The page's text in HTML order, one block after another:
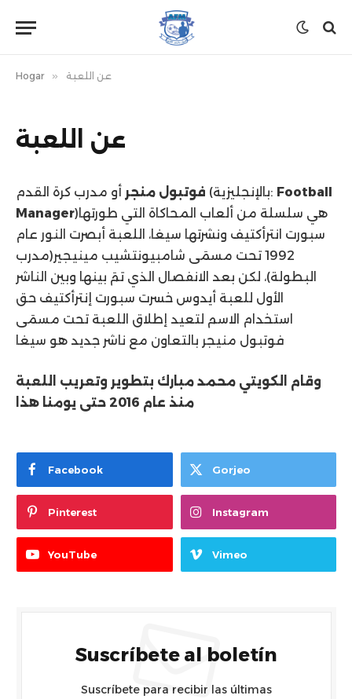
Hogar » عن اللعبة
عن اللعبة
فوتبول منجر أو مدرب كرة القدم (بالإنجليزية: Football
Manager)‏ هي سلسلة من ألعاب المحاكاة التي طورتها
سبورت انترأكتيف ونشرتها سيغا، اللعبة أبصرت النور عام
1992 تحت مسمَى شامبيونتشيب مينيجير(مدرب
البطولة)، لكن بعد الانفصال الذي تمَ بينها وبين الناشر
الأول للعبة أيدوس خسرت سبورت إنترأكتيف حق
استخدام الاسم لتعيد إطلاق اللعبة تحت مسمَى
فوتبول منيجر بالتعاون مع ناشر جديد هو سيغا
وقام الكويتي محمد مبارك بتطوير وتعريب اللعبة
منذ عام 2016 حتى يومنا هذا
Facebook Gorjeo
Pinterest Instagram
YouTube Vimeo
Suscríbete al boletín
Suscríbete para recibir las últimas